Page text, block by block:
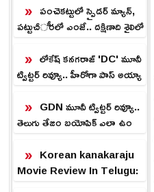
పంచెకట్టులో స్పైడర్ మ్యాన్,
పట్టుచీరలో ఎంజే.. దక్షిణాది శైలిలో
లోకేష్ కనగరాజ్ 'DC' మూవీ
ట్విట్టర్ రివ్యూ.. హీరోగా పాస్ అయ్యా
GDN మూవీ ట్విట్టర్ రివ్యూ..
తెలుగు తేజం బయోపిక్ ఎలా ఉం
Korean kanakaraju
Movie Review In Telugu: